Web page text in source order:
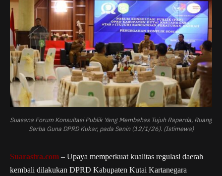
Suasana Forum Konsultasi Publik Yang Membahas Tujuh Raperda, Ruang
Serba Guna DPRD Kukar, pada Senin (12/1/26). (Istimewa)
Suarastra.com – Upaya memperkuat kualitas regulasi daerah
kembali dilakukan DPRD Kabupaten Kutai Kartanegara